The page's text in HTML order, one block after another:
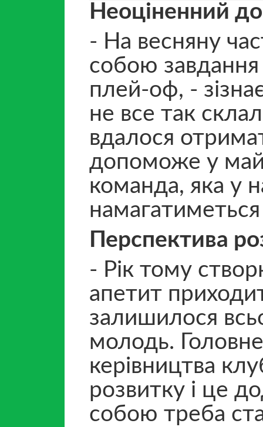
Неоціненний
- На весняну
собою
плей-оф, -
не все так
вдалося
допоможе у
команда, яка у
Перспектива
- Рік тому
апетит
залишилося
молодь.
керівництва
розвитку і це
собою треба